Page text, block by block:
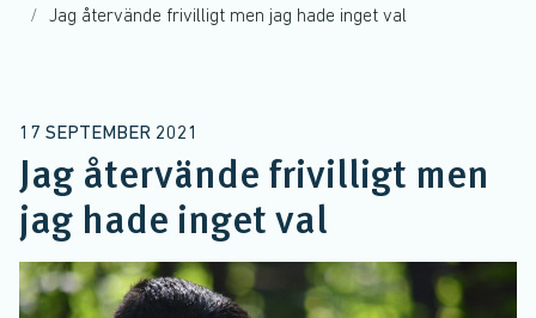
Jag återvände frivilligt men jag hade inget val
17 SEPTEMBER 2021
Jag återvände frivilligt men
jag hade inget val